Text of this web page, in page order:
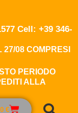
Cell: +39 346-
08 COMPRESI
PERIODO
ALLA
€